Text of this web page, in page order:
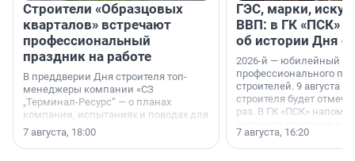
Строители «Образцовых
кварталов» встречают
профессиональный
праздник на работе
В преддверии Дня строителя топ-
менеджеры компании «СЗ
„Терминал-Ресурс“ — о планах
компании, испытаниях и поводах для
осторожного оптимизма.
7 августа, 18:00
ГЭС, марки,
ВВП: в ГК «ПСК»
об истории Дня
2026-й — юбилейный
профессионального
строителей. 9 августа
строителя будет
раз. В ГК «ПСК»
поменялась роль
7 августа, 16:20